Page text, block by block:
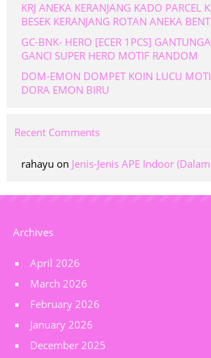
KRJ ANEKA KERANJANG KADO PARCEL
BESEK KERANJANG ROTAN ANEKA
GC-BNK- HERO [ECER 1PCS]
GANCI SUPER HERO MOTIF RANDOM
DOM-EMON DOMPET KOIN LUCU
DORA EMON BIRU
Recent Comments
rahayu on Jenis-Jenis APE Indoor
Archives
April 2026
March 2026
February 2026
January 2026
December 2025